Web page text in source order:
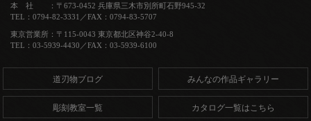
本 社 ：〒673-0452 兵庫県三木市別所町石野945-32
TEL：0794-82-3331／FAX：0794-83-5707
東京営業所：〒115-0043 東京都北区神谷2-40-8
TEL：03-5939-4430／FAX：03-5939-6100
道刃物ブログ みんなの作品ギャラリー
彫刻教室一覧 カタログ一覧はこちら